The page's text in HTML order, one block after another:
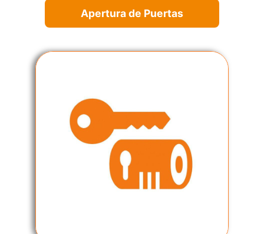
Apertura de Puertas